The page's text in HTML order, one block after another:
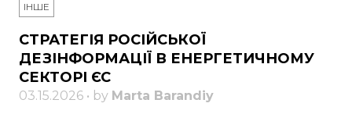
ІНШЕ
СТРАТЕГІЯ РОСІЙСЬКОЇ
ДЕЗІНФОРМАЦІЇ В ЕНЕРГЕТИЧНОМУ
СЕКТОРІ ЄС
03.15.2026 • by Marta Barandiy